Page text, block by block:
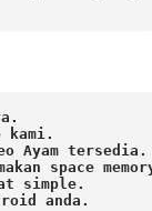
kami.
Ayam tersedia.
space
simple.
anda.